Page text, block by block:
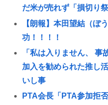
だ米が売れず「損切り
【朗報】本田望結（ぼ
功！！！！
「私は入りません、
加入を勧められた推し
いし事
PTA会長「PTA参加拒